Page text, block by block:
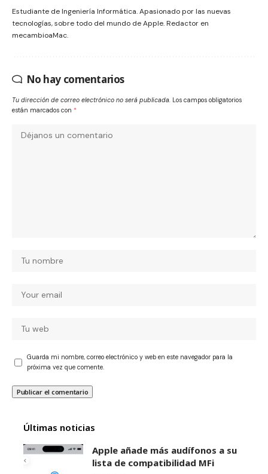
Estudiante de Ingeniería Informática. Apasionado por las nuevas
tecnologías, sobre todo del mundo de Apple. Redactor en
mecambioaMac.
No hay comentarios
Tu dirección de correo electrónico no será publicada. Los campos obligatorios
están marcados con *
Guarda mi nombre, correo electrónico y web en este navegador para la
próxima vez que comente.
Últimas noticias
Apple añade más audífonos a su
lista de compatibilidad MFi